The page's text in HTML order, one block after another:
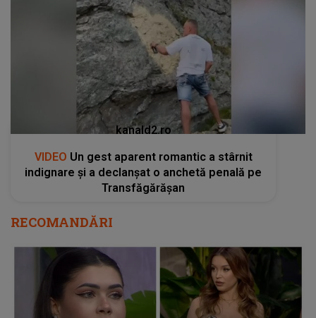
kanald2.ro
VIDEO Un gest aparent romantic a stârnit
indignare și a declanșat o anchetă penală pe
Transfăgărășan
RECOMANDĂRI